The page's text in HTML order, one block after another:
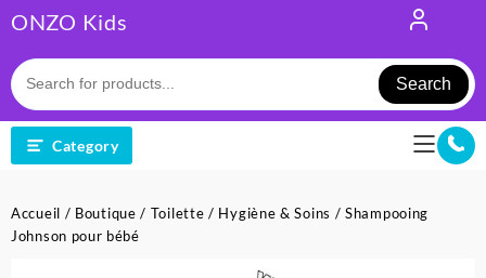
to
content
ONZO Kids
Search
Category
Accueil / Boutique / Toilette / Hygiène & Soins / Shampooing
Johnson pour bébé